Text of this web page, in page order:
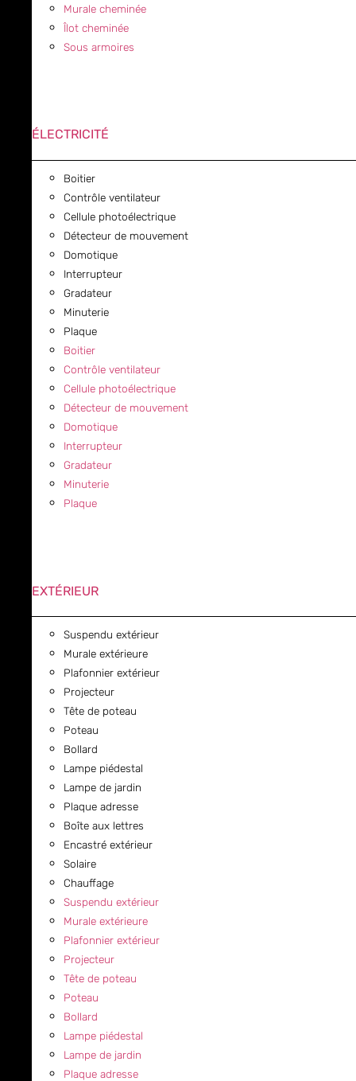
Murale cheminée
Îlot cheminée
Sous armoires
ÉLECTRICITÉ
Boitier
Contrôle ventilateur
Cellule photoélectrique
Détecteur de mouvement
Domotique
Interrupteur
Gradateur
Minuterie
Plaque
Boitier
Contrôle ventilateur
Cellule photoélectrique
Détecteur de mouvement
Domotique
Interrupteur
Gradateur
Minuterie
Plaque
EXTÉRIEUR
Suspendu extérieur
Murale extérieure
Plafonnier extérieur
Projecteur
Tête de poteau
Poteau
Bollard
Lampe piédestal
Lampe de jardin
Plaque adresse
Boîte aux lettres
Encastré extérieur
Solaire
Chauffage
Suspendu extérieur
Murale extérieure
Plafonnier extérieur
Projecteur
Tête de poteau
Poteau
Bollard
Lampe piédestal
Lampe de jardin
Plaque adresse